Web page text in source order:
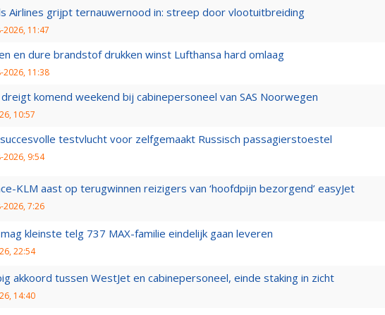
Airlines grijpt ternauwernood in: streep door vlootuitbreiding
2026, 11:47
en dure brandstof drukken winst Lufthansa hard omlaag
2026, 11:38
dreigt komend weekend bij cabinepersoneel van SAS Noorwegen
10:57
testvlucht voor zelfgemaakt Russisch passagierstoestel
2026, 9:54
KLM aast op terugwinnen reizigers van ‘hoofdpijn bezorgend’ easyJet
2026, 7:26
kleinste telg 737 MAX-familie eindelijk gaan leveren
22:54
akkoord tussen WestJet en cabinepersoneel, einde staking in zicht
14:40